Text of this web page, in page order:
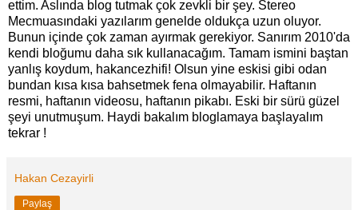
ettim. Aslında blog tutmak çok zevkli bir şey. Stereo
Mecmuasındaki yazılarım genelde oldukça uzun oluyor.
Bunun içinde çok zaman ayırmak gerekiyor. Sanırım 2010'da
kendi bloğumu daha sık kullanacağım. Tamam ismini baştan
yanlış koydum, hakancezhifi! Olsun yine eskisi gibi odan
bundan kısa kısa bahsetmek fena olmayabilir. Haftanın
resmi, haftanın videosu, haftanın pikabı. Eski bir sürü güzel
şeyi unutmuşum. Haydi bakalım bloglamaya başlayalım
tekrar !
Hakan Cezayirli
Paylaş